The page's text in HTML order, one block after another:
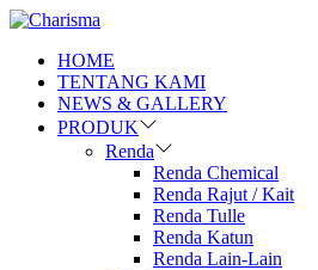
HOME
TENTANG KAMI
NEWS & GALLERY
PRODUK
Renda
Renda Chemical
Renda Rajut / Kait
Renda Tulle
Renda Katun
Renda Lain-Lain